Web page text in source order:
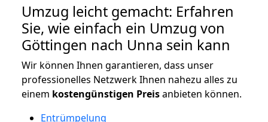
Umzug leicht gemacht: Erfahren
Sie, wie einfach ein Umzug von
Göttingen nach Unna sein kann
Wir können Ihnen garantieren, dass unser
professionelles Netzwerk Ihnen nahezu alles zu
einem kostengünstigen Preisanbieten können.
Entrümpelung